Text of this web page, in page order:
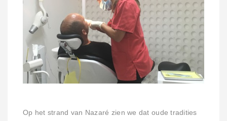
Op het strand van Nazaré zien we dat oude tradities